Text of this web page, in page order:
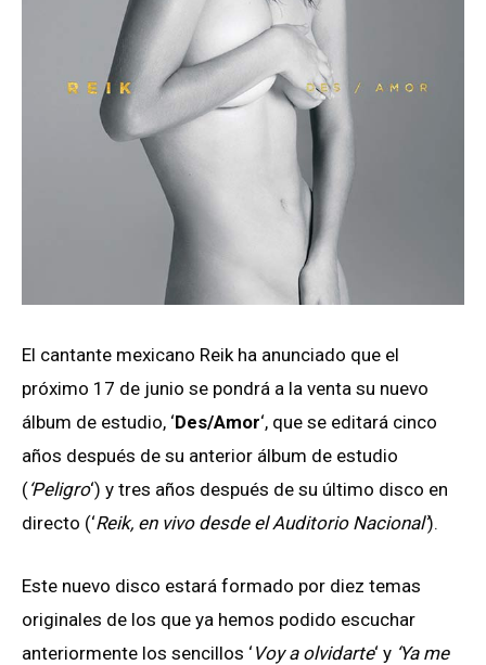
El cantante mexicano Reik ha anunciado que el
próximo 17 de junio se pondrá a la venta su nuevo
álbum de estudio, ‘Des/Amor‘, que se editará cinco
años después de su anterior álbum de estudio
(‘Peligro‘) y tres años después de su último disco en
directo (‘Reik, en vivo desde el Auditorio Nacional’).
Este nuevo disco estará formado por diez temas
originales de los que ya hemos podido escuchar
anteriormente los sencillos ‘Voy a olvidarte‘ y ‘Ya me